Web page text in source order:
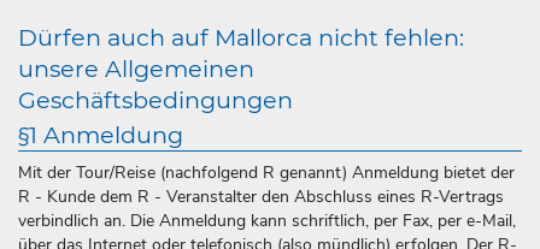
Dürfen auch auf Mallorca nicht fehlen:
unsere Allgemeinen
Geschäftsbedingungen
§1 Anmeldung
Mit der Tour/Reise (nachfolgend R genannt) Anmeldung bietet der
R - Kunde dem R - Veranstalter den Abschluss eines R-Vertrags
verbindlich an. Die Anmeldung kann schriftlich, per Fax, per e-Mail,